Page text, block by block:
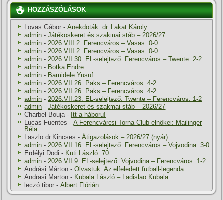
HOZZÁSZÓLÁSOK
Lovas Gábor -Anekdoták: dr. Lakat Károly
admin -Játékoskeret és szakmai stáb – 2026/27
admin -2026.VIII.2. Ferencváros – Vasas: 0-0
admin -2026.VIII.2. Ferencváros – Vasas: 0-0
admin -2026.VII.30. EL-selejtező: Ferencváros – Twente: 2-2
admin - Botka Endre
admin - Bamidele Yusuf
admin -2026.VII.26. Paks – Ferencváros: 4-2
admin -2026.VII.26. Paks – Ferencváros: 4-2
admin -2026.VII.23. EL-selejtező: Twente – Ferencváros: 1-2
admin -Játékoskeret és szakmai stáb – 2026/27
Charbel Bouja- Itt a háboru!
Lucas Fuentes -A Ferencvárosi Torna Club elnökei: Mailinger
Béla
Laszlo dr.Kincses -Átigazolások – 2026/27 (nyár)
admin -2026.VII.16. EL-selejtező: Ferencváros – Vojvodina: 3-0
Erdélyi Dodi - Kuti László: 70
admin -2026.VII.9. EL-selejtező: Vojvodina – Ferencváros: 1-2
Andrási Márton -Olvastuk: Az elfeledett futball-legenda
Andrasi Marton - Kubala László – Ladislao Kubala
leczó tibor -Albert Flórián